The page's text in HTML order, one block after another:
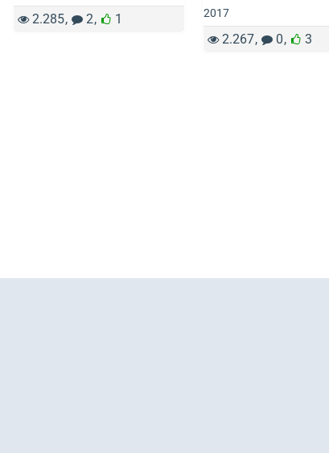
2.285 2 1
2017
2.267 0 3